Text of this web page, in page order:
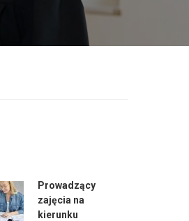
Prowadzący
zajęcia na
kierunku